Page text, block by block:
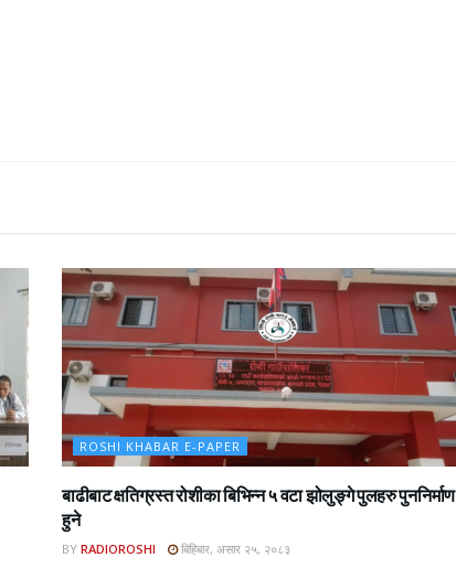
ROSHI KHABAR E-PAPER
बाढीबाट क्षतिग्रस्त रोशीका बिभिन्न ५ वटा झोलुङ्गे पुलहरु पुननिर्माण
हुने
BY RADIOROSHI बिहिबार, असार २५, २०८३